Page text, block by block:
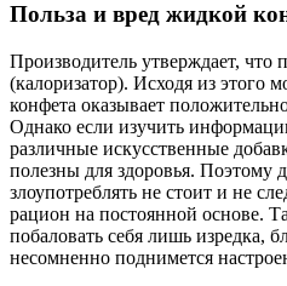
Польза и вред жидкой
Производитель утверждает,
(калоризатор). Исходя из этого
конфета оказывает
Однако если изучить
различные искусственные
полезны для здоровья. Поэтому
злоупотреблять не стоит и не
рацион на постоянной основе.
побаловать себя лишь изредка,
несомненно поднимется